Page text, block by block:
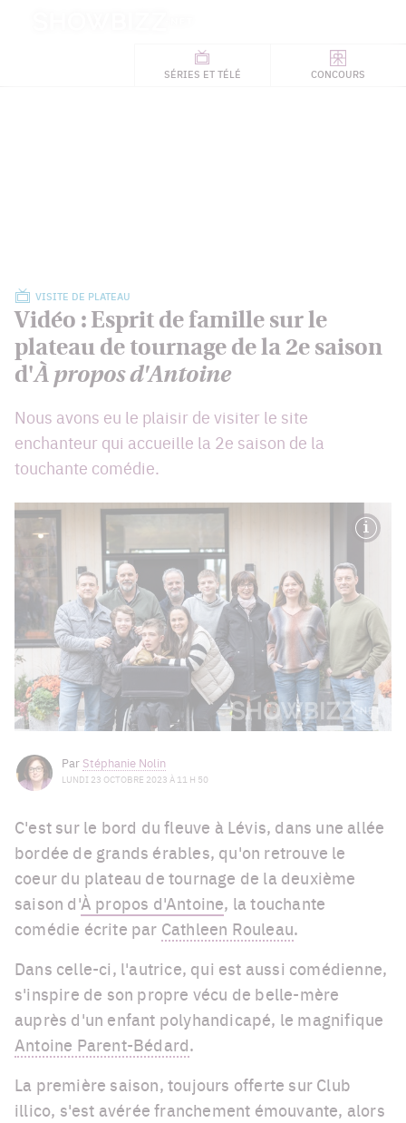
SÉRIES ET TÉLÉ CONCOURS
VISITE DE PLATEAU
Vidéo : Esprit de famille sur le
plateau de tournage de la 2e saison
d'À propos d'Antoine
Nous avons eu le plaisir de visiter le site
enchanteur qui accueille la 2e saison de la
touchante comédie.
Par Stéphanie Nolin
LUNDI 23 OCTOBRE 2023 À 11 H 50
C'est sur le bord du fleuve à Lévis, dans une allée
bordée de grands érables, qu'on retrouve le
coeur du plateau de tournage de la deuxième
saison d'À propos d'Antoine, la touchante
comédie écrite par Cathleen Rouleau.
Dans celle-ci, l'autrice, qui est aussi comédienne,
s'inspire de son propre vécu de belle-mère
auprès d'un enfant polyhandicapé, le magnifique
Antoine Parent-Bédard.
La première saison, toujours offerte sur Club
illico, s'est avérée franchement émouvante, alors